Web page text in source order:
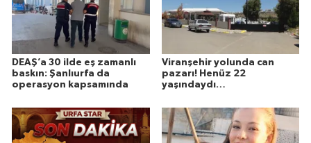
DEAŞ’a 30 ilde eş zamanlı
baskın: Şanlıurfa da
operasyon kapsamında
Viranşehir yolunda can
pazarı! Henüz 22
yaşındaydı…